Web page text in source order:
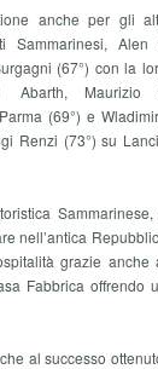
anche per gli
Sammarinesi, Alen
(67°) con la
Abarth, Maurizio
(69°) e
Renzi (73°) su
Sammarinese,
nell’antica
grazie anche
Fabbrica offrendo
al successo